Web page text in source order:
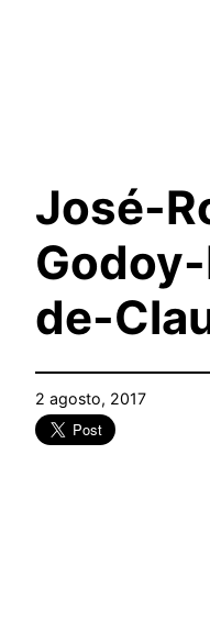
José-
de-
2 agosto, 2017